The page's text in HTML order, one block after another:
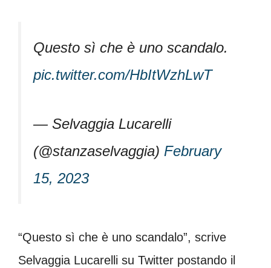
Questo sì che è uno scandalo.
pic.twitter.com/HbItWzhLwT
— Selvaggia Lucarelli
(@stanzaselvaggia) February
15, 2023
“Questo sì che è uno scandalo”, scrive
Selvaggia Lucarelli su Twitter postando il